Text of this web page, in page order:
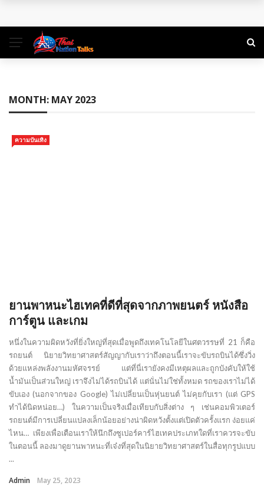
คู่มือท่องเที่ยว สำหรับแบ็คแพ็คเกอร์ลุยเดี่ยว
MONTH: MAY 2023
ความบันเทิง
ยานพาหนะไฮเทคที่ดีที่สุดจากภาพยนตร์ หนังสือ
การ์ตูน และเกม
หนึ่งในความผิดหวังที่ยิ่งใหญ่ที่สุดเมื่อพูดถึงเทคโนโลยีในศตวรรษที่ 21 ก็คือ
รถยนต์ นิยายวิทยาศาสตร์สัญญากับเราว่าถึงตอนนี้เราจะขับรถบินได้ซึ่งวิ่ง
ด้วยแหล่งพลังงานมหัศจรรย์ แต่ที่นี่เรายังคงมีเหตุผลและถูกบังคับให้ใช้
น้ำมันเป็นส่วนใหญ่ เราจึงไม่ได้รถบินได้ แต่นั่นไม่ใช่ทั้งหมด รถของเราไม่ได้
ขับเอง (นอกจากของ Google) ไม่เปลี่ยนเป็นหุ่นยนต์ ไม่คุยกับเรา (แต่ GPS
ทำได้นิดหน่อย…) ในความเป็นจริงเมื่อเทียบกับสิ่งต่าง ๆ เช่นคอมพิวเตอร์
รถยนต์มีการเปลี่ยนแปลงเล็กน้อยอย่างน่าผิดหวังตั้งแต่เปิดตัวครั้งแรก ง่อยแค่
ไหน… เพียงเพื่อเตือนเราให้นึกถึงซูเปอร์คาร์ไฮเทคประเภทใดที่เราควรจะขับ
ในตอนนี้ ลองมาดูยานพาหนะที่เจ๋งที่สุดในนิยายวิทยาศาสตร์ในสื่อทุกรูปแบบ
...
Admin May 25, 2023